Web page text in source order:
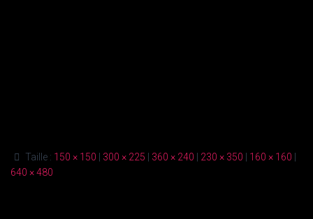
Taille : 150 × 150 | 300 × 225 | 360 × 240 | 230 × 350 | 160 × 160 |
640 × 480